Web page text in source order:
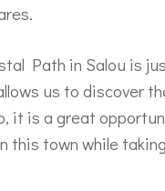
Path in Salou is
us to discover
it is a great
this town while